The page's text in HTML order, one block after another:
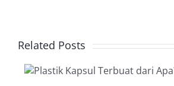
Related Posts